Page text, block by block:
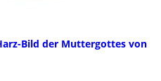
Bild der Muttergottes von